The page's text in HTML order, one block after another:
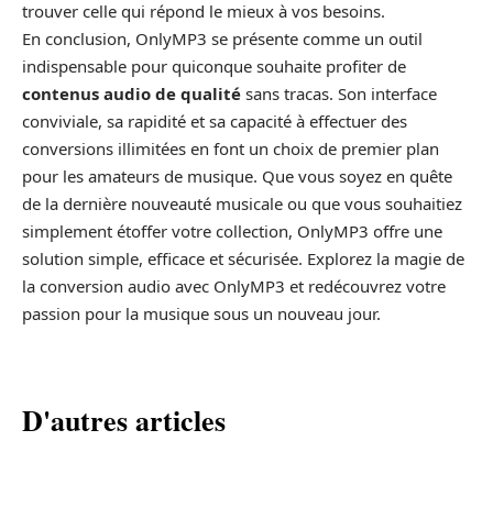
trouver celle qui répond le mieux à vos besoins.
En conclusion, OnlyMP3 se présente comme un outil
indispensable pour quiconque souhaite profiter de
contenus audio de qualité sans tracas. Son interface
conviviale, sa rapidité et sa capacité à effectuer des
conversions illimitées en font un choix de premier plan
pour les amateurs de musique. Que vous soyez en quête
de la dernière nouveauté musicale ou que vous souhaitiez
simplement étoffer votre collection, OnlyMP3 offre une
solution simple, efficace et sécurisée. Explorez la magie de
la conversion audio avec OnlyMP3 et redécouvrez votre
passion pour la musique sous un nouveau jour.
D'autres articles